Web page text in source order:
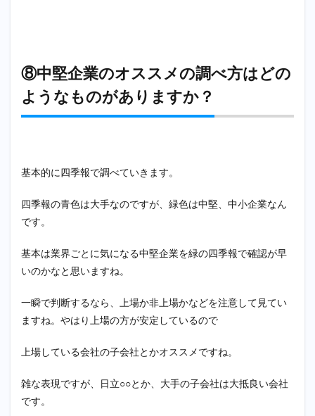
⑧中堅企業のオススメの調べ方はどの
ようなものがありますか？
基本的に四季報で調べていきます。
四季報の青色は大手なのですが、緑色は中堅、中小企業なん
です。
基本は業界ごとに気になる中堅企業を緑の四季報で確認が早
いのかなと思いますね。
一瞬で判断するなら、上場か非上場かなどを注意して見てい
ますね。やはり上場の方が安定しているので
上場している会社の子会社とかオススメですね。
雑な表現ですが、日立○○とか、大手の子会社は大抵良い会社
です。